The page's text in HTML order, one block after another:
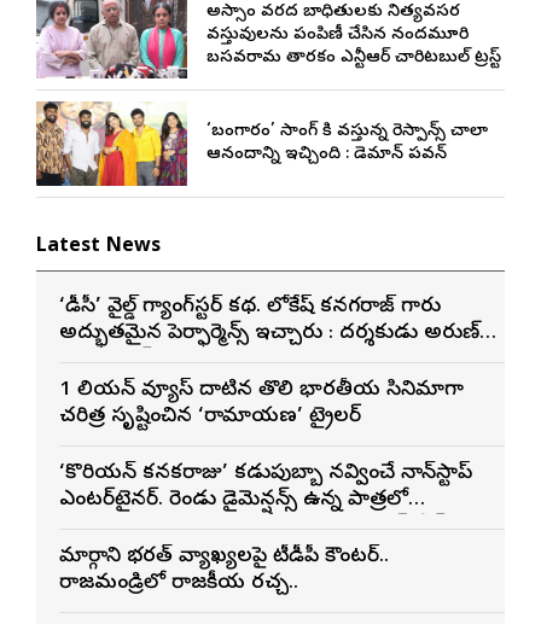
అస్సాం వరద బాధితులకు నిత్యవసర
వస్తువులను పంపిణీ చేసిన నందమూరి
బసవరామ తారకం ఎన్టీఆర్ చారిటబుల్ ట్రస్ట్
‘బంగారం’ సాంగ్ కి వస్తున్న రెస్పాన్స్ చాలా
ఆనందాన్ని ఇచ్చింది : డెమాన్ పవన్
Latest News
‘డీసీ’ వైల్డ్ గ్యాంగ్‌స్టర్ కథ. లోకేష్ కనగరాజ్ గారు
అద్భుతమైన పెర్ఫార్మెన్స్ ఇచ్చారు : దర్శకుడు అరుణ్
1 బిలియన్ వ్యూస్ దాటిన తొలి భారతీయ సినిమాగా
చరిత్ర సృష్టించిన ‘రామాయణ’ ట్రైలర్
‘కొరియన్ కనకరాజు’ కడుపుబ్బా నవ్వించే నాన్‌స్టాప్
ఎంటర్‌టైనర్. రెండు డైమెన్షన్స్ ఉన్న పాత్రలో
మార్గాని భరత్ వ్యాఖ్యలపై టీడీపీ కౌంటర్..
రాజమండ్రిలో రాజకీయ రచ్చ..